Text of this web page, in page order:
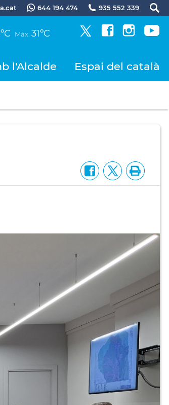
644 194 474 935 552 339
Màx. 31ºC
l'Alcalde Espai del català